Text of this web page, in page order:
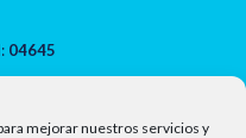
mejorar nuestros servicios y
04645